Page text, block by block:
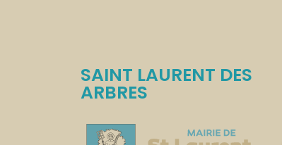
SAINT LAURENT DES
ARBRES